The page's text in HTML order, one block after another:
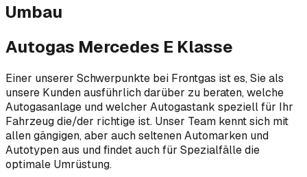
Umbau
Autogas Mercedes E Klasse
Einer unserer Schwerpunkte bei Frontgas ist es, Sie als
unsere Kunden ausführlich darüber zu beraten, welche
Autogasanlage und welcher Autogastank speziell für Ihr
Fahrzeug die/der richtige ist. Unser Team kennt sich mit
allen gängigen, aber auch seltenen Automarken und
Autotypen aus und findet auch für Spezialfälle die
optimale Umrüstung.